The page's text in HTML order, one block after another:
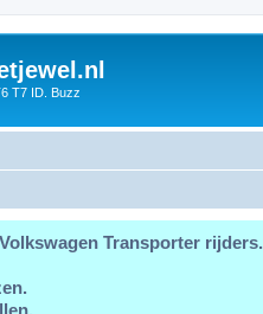
T7 ID. Buzz
Transporter rijders.